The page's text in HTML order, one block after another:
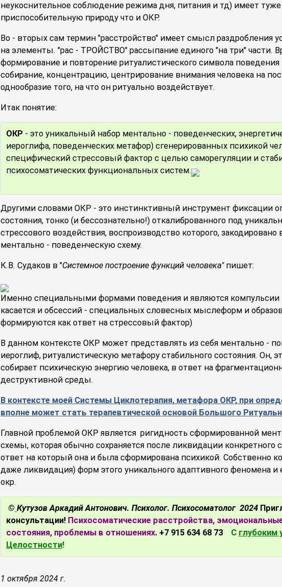
неукоснительное соблюдение режима дня, питания и тд) имеет
приспособительную природу что и ОКР.
Во - вторых сам термин "расстройство" имеет смысл раздробления
на элементы. "рас - ТРОЙСТВО" рассыпание единого "на три" части.
формирование и повторение ритуалистического символа
собирание, концентрацию, центрирование внимания человека на
однообразие того, на что он ритуально воздействует.
Итак понятие:
ОКР - это уникальный набор ментально - поведенческих,
иероглифа, поведенческих метафор) сгенерированных психикой
специфический стрессовый фактор с целью саморегуляции и
психосоматических функциональных систем.
Другими словами ОКР - это инстинктивный инструмент фиксации
состояния, тонко (и бессознательно!) откалиброванного под
стрессового воздействия, воспроизводство которого,
ментально - поведенческую схему.
К.В. Судаков в "Системное построение функций человека" пишет:
Именно специальными формами поведения и являются компульсии
касается и обсессий - специальных словесных мыслеформ и
формируются как ответ на стрессовый фактор)
В данном контексте ОКР может представлять из себя ментально -
иероглиф, ритуалистическую метафору стабильного состояния. Он,
собирает психическую энергию человека, в ответ на
деструктивной среды.
В контексте моей Системы Циклотерапия, метафора ОКР, при
вполне может стать терапевтической основой Большого
Главной проблемой ОКР является ригидность сформированной
схемы, которая обычно сохраняется после ликвидации конкретного
ответ на который она и была сформирована психикой. Собственно
даже ликвидация) форм этого уникального адаптивного феномена и
окр.
© Кутузов Аркадий Антонович. Психолог. Психосоматолог 2024
консультации! Психосоматические расстройства,
состояния, проблемы в отношениях. +7 915 634 68 73 С глубоким
Целостности!
1 октября 2024 г.